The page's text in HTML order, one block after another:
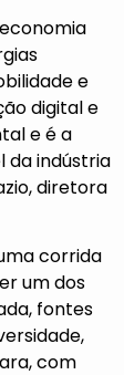
e
digital e
e é a
da indústria
diretora
corrida
um dos
fontes
com